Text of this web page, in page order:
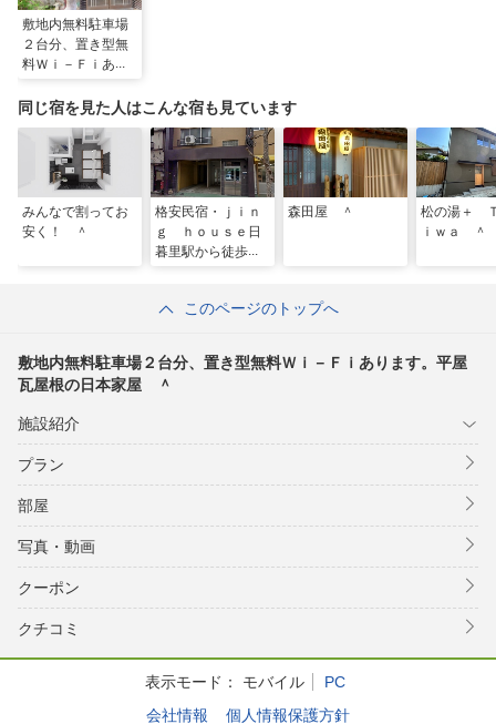
敷地内無料駐車場
２台分、置き型無
料Ｗｉ－Ｆｉあり
の日本家屋 ＾
同じ宿を見た人はこんな宿も見ています
みんなで割ってお
安く！ ＾
格安民宿・ｊｉｎ
ｇ ｈｏｕｓｅ日
暮里駅から徒歩４
森田屋 ＾
松の湯＋
ｉｗａ ＾
このページのトップへ
敷地内無料駐車場２台分、置き型無料Ｗｉ－Ｆｉあります。平屋
瓦屋根の日本家屋 ＾
施設紹介
プラン
部屋
写真・動画
クーポン
クチコミ
表示モード： モバイル
PC
会社情報
個人情報保護方針